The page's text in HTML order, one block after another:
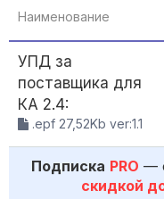
Наименование
УПД за
поставщика для
КА 2.4:
.epf 27,52Kb ver:1.1
Подписка PRO —
скидкой